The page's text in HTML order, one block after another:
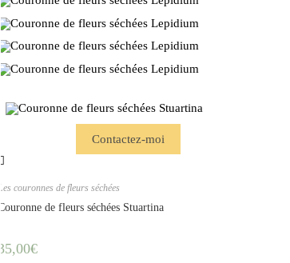
Contactez-moi
Les couronnes de fleurs séchées
Couronne de fleurs séchées Stuartina
35,00€